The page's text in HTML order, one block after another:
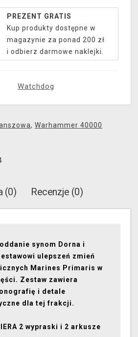
PREZENT GRATIS
Kup produkty dostępne w
magazynie za ponad 200 zł
i odbierz darmowe naklejki.
Watchdog
, Warhammer 40000
(0) Recenzje (0)
synom Dorna i
ulepszeń zmień
Marines Primaris w
Zestaw zawiera
i detale
dla tej frakcji.
2 wypraski i 2 arkusze